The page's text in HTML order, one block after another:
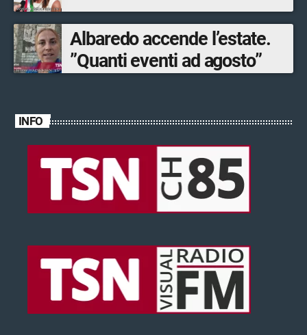
Albaredo accende l’estate.
”Quanti eventi ad agosto”
INFO